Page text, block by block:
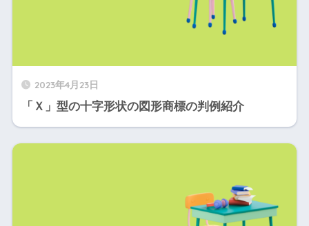
2023年4月23日
「Ｘ」型の十字形状の図形商標の判例紹介